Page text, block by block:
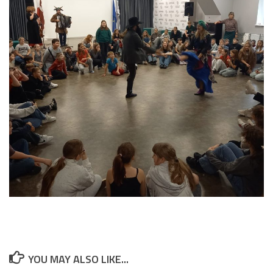
YOU MAY ALSO LIKE...